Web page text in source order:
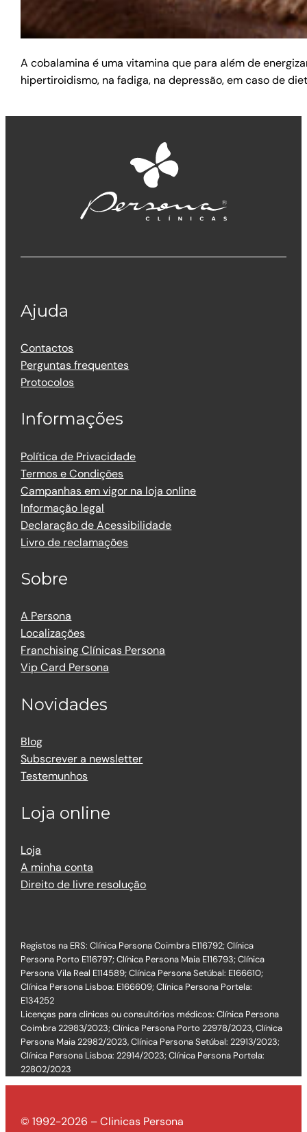
A cobalamina é uma vitamina que para além de
hipertiroidismo, na fadiga, na depressão, em caso de
Ajuda
Contactos
Perguntas frequentes
Protocolos
Informações
Política de Privacidade
Termos e Condições
Campanhas em vigor na loja online
Informação legal
Declaração de Acessibilidade
Livro de reclamações
Sobre
A Persona
Localizações
Franchising Clínicas Persona
Vip Card Persona
Novidades
Blog
Subscrever a newsletter
Testemunhos
Loja online
Loja
A minha conta
Direito de livre resolução
Registos na ERS: Clínica Persona Coimbra E116792; Clínica
Persona Porto E116797; Clínica Persona Maia E116793; Clínica
Persona Vila Real E114589; Clínica Persona Setúbal: E166610;
Clínica Persona Lisboa: E166609; Clínica Persona Portela:
E134252
Licenças para clinicas ou consultórios médicos: Clínica Persona
Coimbra 22983/2023; Clínica Persona Porto 22978/2023, Clínica
Persona Maia 22982/2023, Clínica Persona Setúbal: 22913/2023;
Clínica Persona Lisboa: 22914/2023; Clínica Persona Portela:
22802/2023
© 1992-2026 – Clinicas Persona